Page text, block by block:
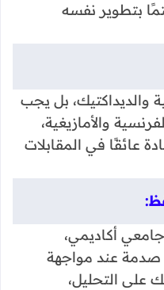
بتطوير نفسه
والديداكتيك، بل يجب
والأمازيغية،
عائقًا في المقابلات
جامعي أكاديمي،
صدمة عند مواجهة
التحليل،